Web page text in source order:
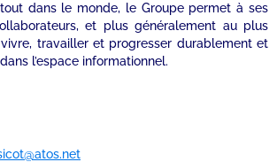
dans le monde, le Groupe permet à ses
et plus généralement au plus
travailler et progresser durablement et
l’espace informationnel.